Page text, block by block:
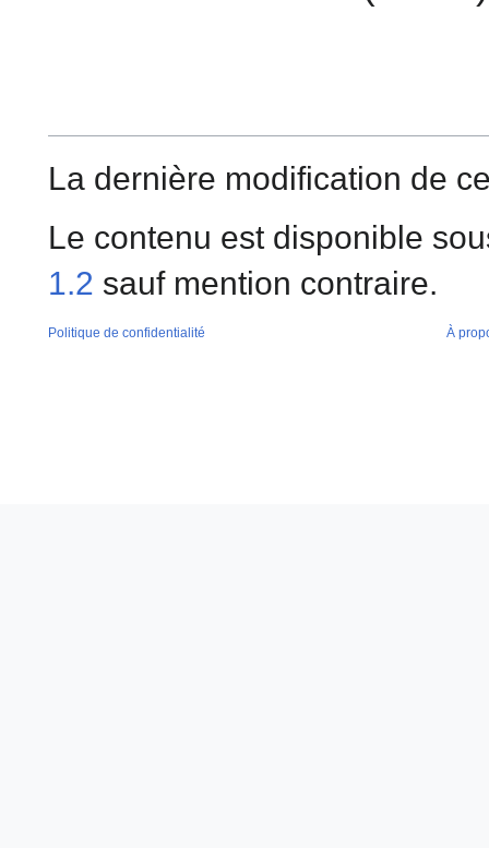
La dernière modification de
Le contenu est disponible
1.2 sauf mention contraire.
Politique de confidentialité À